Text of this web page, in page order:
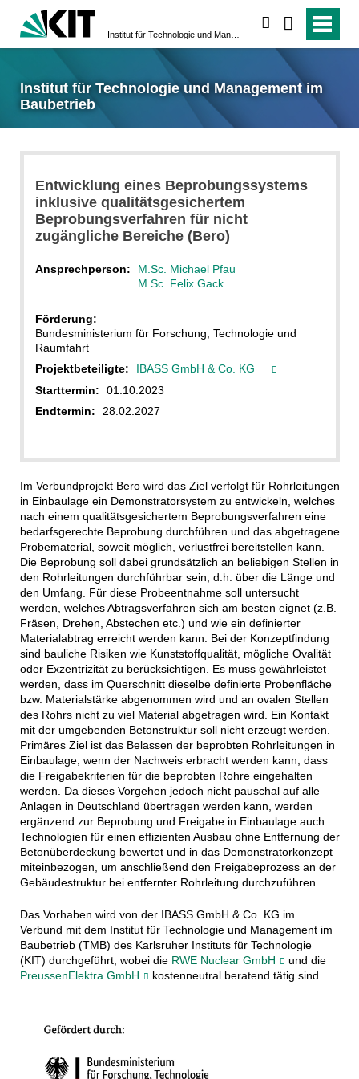
Institut für Technologie und Management im
Baubetrieb
Entwicklung eines Beprobungssystems
inklusive qualitätsgesichertem
Beprobungsverfahren für nicht
zugängliche Bereiche (Bero)
Ansprechperson:
M.Sc. Michael Pfau
M.Sc. Felix Gack
Förderung:
Bundesministerium für ­Forschung, Technologie und
Raumfahrt
Projektbeteiligte:
IBASS GmbH & Co. KG
Starttermin:
01.10.2023
Endtermin:
28.02.2027
Im Verbundprojekt Bero wird das Ziel verfolgt für Rohrleitungen
in Einbaulage ein Demonstratorsystem zu entwickeln, welches
nach einem qualitätsgesichertem Beprobungsverfahren eine
bedarfsgerechte Beprobung durchführen und das abgetragene
Probematerial, soweit möglich, verlustfrei bereitstellen kann.
Die Beprobung soll dabei grundsätzlich an beliebigen Stellen in
den Rohrleitungen durchführbar sein, d.h. über die Länge und
den Umfang. Für diese Probeentnahme soll untersucht
werden, welches Abtragsverfahren sich am besten eignet (z.B.
Fräsen, Drehen, Abstechen etc.) und wie ein definierter
Materialabtrag erreicht werden kann. Bei der Konzeptfindung
sind bauliche Risiken wie Kunststoffqualität, mögliche Ovalität
oder Exzentrizität zu berücksichtigen. Es muss gewährleistet
werden, dass im Querschnitt dieselbe definierte Probenfläche
bzw. Materialstärke abgenommen wird und an ovalen Stellen
des Rohrs nicht zu viel Material abgetragen wird. Ein Kontakt
mit der umgebenden Betonstruktur soll nicht erzeugt werden.
Primäres Ziel ist das Belassen der beprobten Rohrleitungen in
Einbaulage, wenn der Nachweis erbracht werden kann, dass
die Freigabekriterien für die beprobten Rohre eingehalten
werden. Da dieses Vorgehen jedoch nicht pauschal auf alle
Anlagen in Deutschland übertragen werden kann, werden
ergänzend zur Beprobung und Freigabe in Einbaulage auch
Technologien für einen effizienten Ausbau ohne Entfernung der
Betonüberdeckung bewertet und in das Demonstratorkonzept
miteinbezogen, um anschließend den Freigabeprozess an der
Gebäudestruktur bei entfernter Rohrleitung durchzuführen.
Das Vorhaben wird von der IBASS GmbH & Co. KG im
Verbund mit dem Institut für Technologie und Management im
Baubetrieb (TMB) des Karlsruher Instituts für Technologie
(KIT) durchgeführt, wobei die RWE Nuclear GmbH
und die
PreussenElektra GmbH
kostenneutral beratend tätig sind.